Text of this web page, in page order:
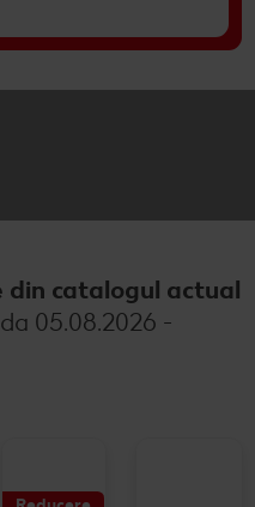
din catalogul actual
05.08.2026 -
Gel